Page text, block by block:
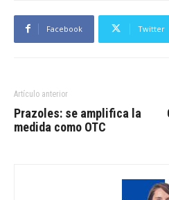
Facebook Twitter
Artículo anterior
Prazoles: se amplifica la
medida como OTC